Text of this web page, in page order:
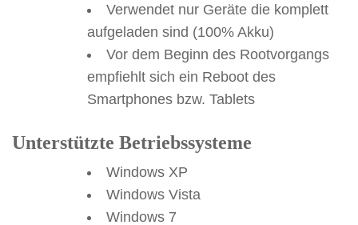
Verwendet nur Geräte die komplett
aufgeladen sind (100% Akku)
Vor dem Beginn des Rootvorgangs
empfiehlt sich ein Reboot des
Smartphones bzw. Tablets
Unterstützte Betriebssysteme
Windows XP
Windows Vista
Windows 7